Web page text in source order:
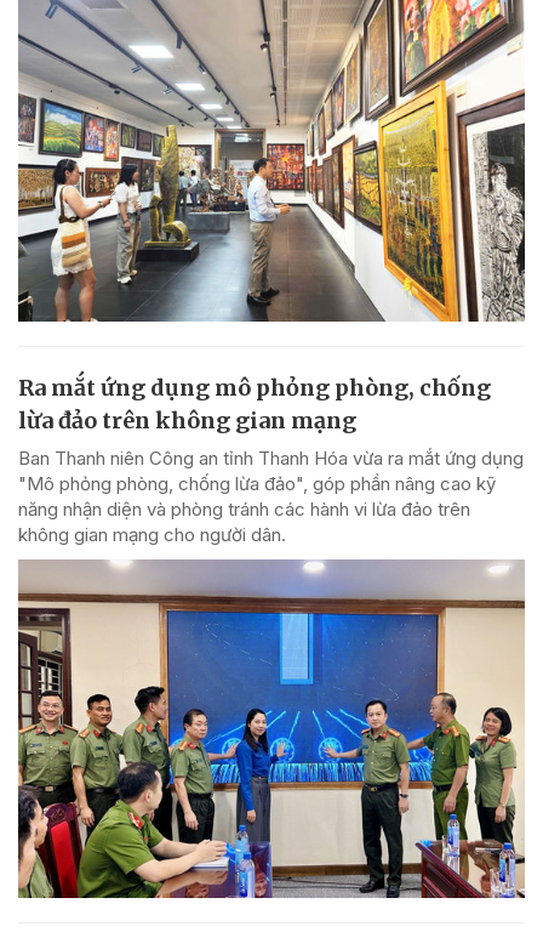
Ra mắt ứng dụng mô phỏng phòng, chống
lừa đảo trên không gian mạng
Ban Thanh niên Công an tỉnh Thanh Hóa vừa ra mắt ứng dụng
"Mô phỏng phòng, chống lừa đảo", góp phần nâng cao kỹ
năng nhận diện và phòng tránh các hành vi lừa đảo trên
không gian mạng cho người dân.